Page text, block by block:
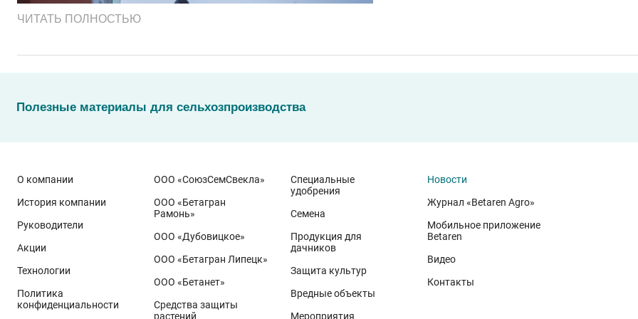
Эти результаты особенно показательны для условий Приволжского федерального округа. Они демонстрируют,
грамотном управлении технологией: сбалансированном минеральном питании, эффективной защите растений и
относится к новому поколению сортов орловского биотипа озимой пшеницы. Это достижение
Ей принадлежит рекорд
122,6 ц/га, полученный в Орловской области в 2025 году. Ермоловка максимально
ЧИТАТЬ ПОЛНОСТЬЮ
Полезные материалы для сельхозпроизводства
О компании
История компании
Руководители
Акции
Технологии
Политика
конфиденциальности
ООО «СоюзСемСвекла»
ООО «Бетагран
Рамонь»
ООО «Дубовицкое»
ООО «Бетагран Липецк»
ООО «Бетанет»
Средства защиты
растений
Специальные
удобрения
Семена
Продукция для
дачников
Защита культур
Вредные объекты
Мероприятия
Новости
Журнал «Betaren Agro»
Мобильное приложение
Betaren
Видео
Контакты